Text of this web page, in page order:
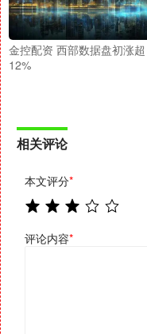
金控配资 西部数据盘初涨超
12%
相关评论
本文评分*
评论内容*